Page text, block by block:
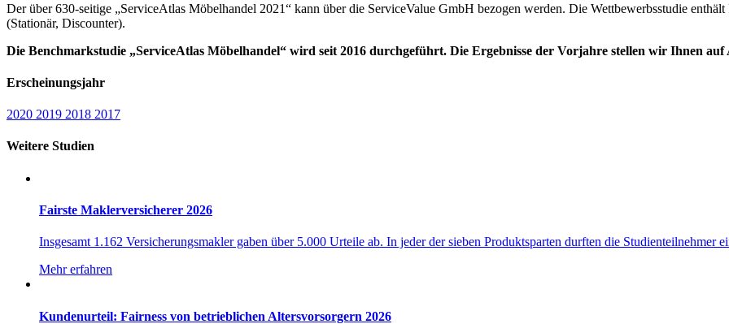
Der über 630-seitige „ServiceAtlas Möbelhandel 2021“ kann über die ServiceValue GmbH bezogen werden. Die Wettbewerbsstudie
(Stationär, Discounter).
Die Benchmarkstudie „ServiceAtlas Möbelhandel“ wird seit 2016 durchgeführt. Die Ergebnisse der Vorjahre stellen wir Ihnen auf
Erscheinungsjahr
2020 2019 2018 2017
Weitere Studien
Fairste Maklerversicherer 2026
Insgesamt 1.162 Versicherungsmakler gaben über 5.000 Urteile ab. In jeder der sieben Produktsparten durften die Studienteilnehmer
Mehr erfahren
Kundenurteil: Fairness von betrieblichen Altersvorsorgern 2026